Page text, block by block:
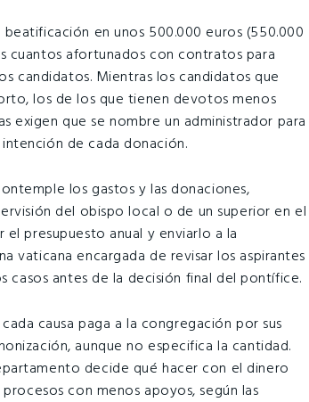
en unos 500.000 euros (550.000
cuantos afortunados con contratos para
candidatos. Mientras los candidatos que
los de los que tienen devotos menos
exigen que se nombre un administrador para
de cada donación.
los gastos y las donaciones,
del obispo local o de un superior en el
presupuesto anual y enviarlo a la
vaticana encargada de revisar los aspirantes
casos antes de la decisión final del pontífice.
causa paga a la congregación por sus
aunque no especifica la cantidad.
decide qué hacer con el dinero
con menos apoyos, según las